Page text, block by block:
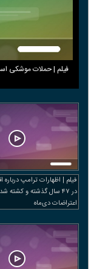
فیلم | حملات موشکی
فیلم | اظهارات ترامپ درباره
اعتراضات دی‌ماه